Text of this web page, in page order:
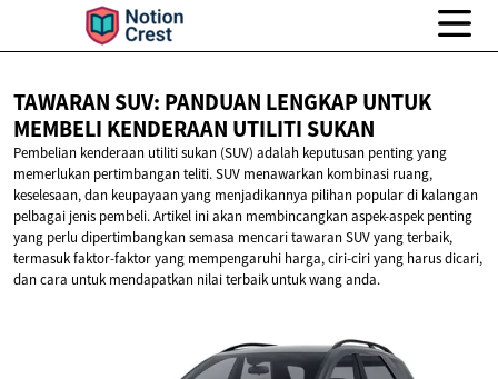
TAWARAN SUV: PANDUAN LENGKAP UNTUK
MEMBELI KENDERAAN UTILITI SUKAN
Pembelian kenderaan utiliti sukan (SUV) adalah keputusan penting yang
memerlukan pertimbangan teliti. SUV menawarkan kombinasi ruang,
keselesaan, dan keupayaan yang menjadikannya pilihan popular di kalangan
pelbagai jenis pembeli. Artikel ini akan membincangkan aspek-aspek penting
yang perlu dipertimbangkan semasa mencari tawaran SUV yang terbaik,
termasuk faktor-faktor yang mempengaruhi harga, ciri-ciri yang harus dicari,
dan cara untuk mendapatkan nilai terbaik untuk wang anda.